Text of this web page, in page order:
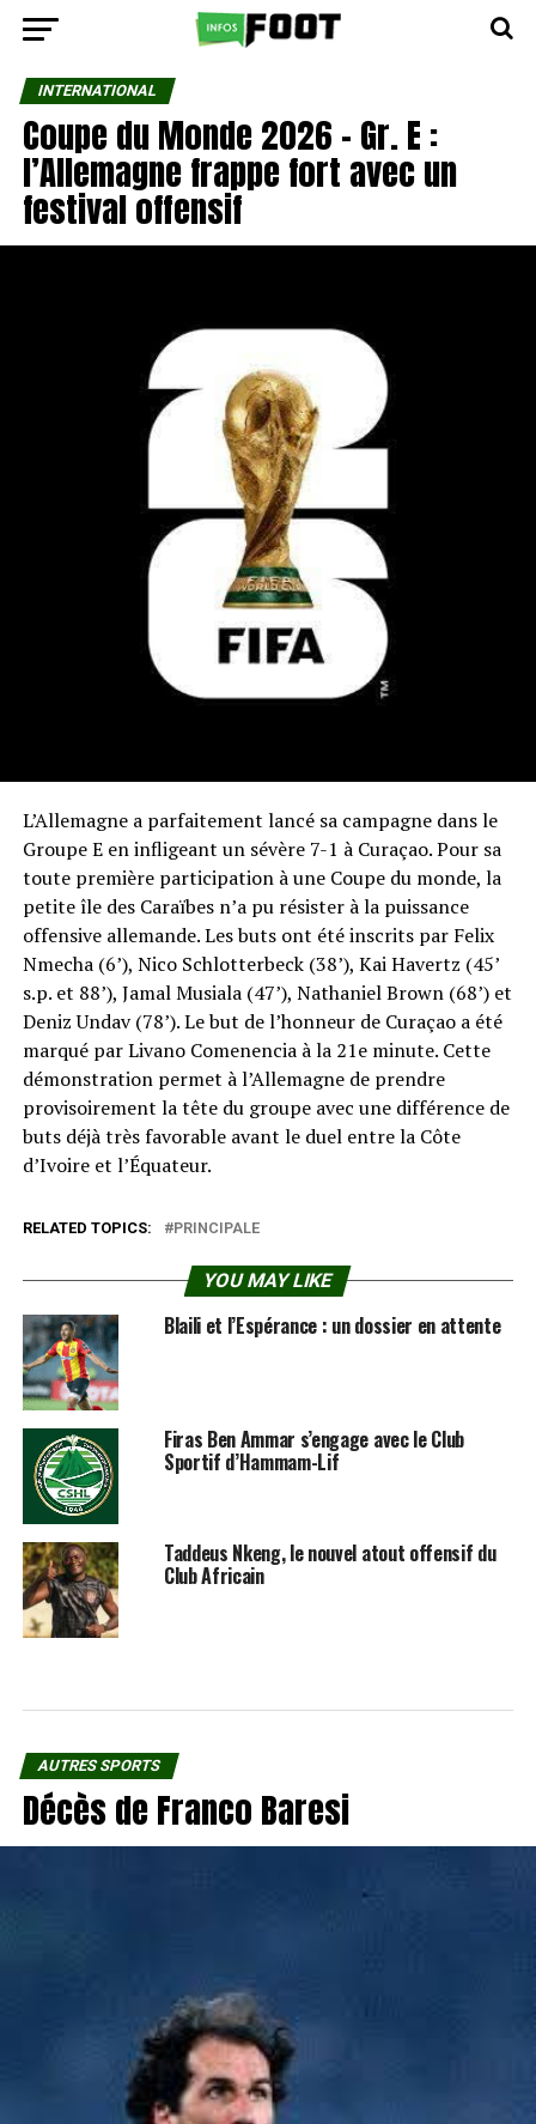
INTERNATIONAL
Coupe du Monde 2026 – Gr. E :
l’Allemagne frappe fort avec un
festival offensif
L’Allemagne a parfaitement lancé sa campagne dans le
Groupe E en infligeant un sévère 7-1 à Curaçao. Pour sa
toute première participation à une Coupe du monde, la
petite île des Caraïbes n’a pu résister à la puissance
offensive allemande. Les buts ont été inscrits par Felix
Nmecha (6’), Nico Schlotterbeck (38’), Kai Havertz (45’
s.p. et 88’), Jamal Musiala (47’), Nathaniel Brown (68’) et
Deniz Undav (78’). Le but de l’honneur de Curaçao a été
marqué par Livano Comenencia à la 21e minute. Cette
démonstration permet à l’Allemagne de prendre
provisoirement la tête du groupe avec une différence de
buts déjà très favorable avant le duel entre la Côte
d’Ivoire et l’Équateur.
RELATED TOPICS: PRINCIPALE
YOU MAY LIKE
Blaili et l’Espérance : un dossier en attente
Firas Ben Ammar s’engage avec le Club
Sportif d’Hammam-Lif
Taddeus Nkeng, le nouvel atout offensif du
Club Africain
AUTRES SPORTS
Décès de Franco Baresi